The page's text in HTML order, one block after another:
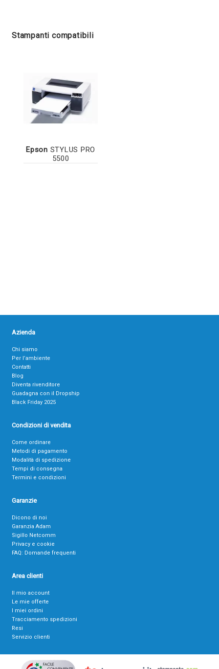
Stampanti compatibili
Epson STYLUS PRO
5500
Azienda
Chi siamo
Per l’ambiente
Contatti
Blog
Diventa rivenditore
Guadagna con il Dropship
Black Friday 2025
Condizioni di vendita
Come ordinare
Metodi di pagamento
Modalità di spedizione
Tempi di consegna
Termini e condizioni
Garanzie
Dicono di noi
Garanzia Adam
Sigillo Netcomm
Privacy e cookie
FAQ: Domande frequenti
Area clienti
Il mio account
Le mie offerte
I miei ordini
Tracciamento spedizioni
Resi
Servizio clienti